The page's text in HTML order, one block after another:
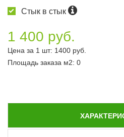
Стык в стык
1 400 руб.
Цена за 1 шт: 1400 руб.
Площадь заказа м2: 0